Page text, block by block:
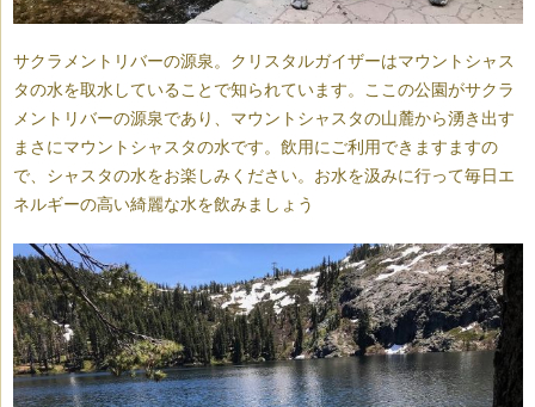
サクラメントリバーの源泉。クリスタルガイザーはマウントシャス
タの水を取水していることで知られています。ここの公園がサクラ
メントリバーの源泉であり、マウントシャスタの山麓から湧き出す
まさにマウントシャスタの水です。飲用にご利用できますますの
で、シャスタの水をお楽しみください。お水を汲みに行って毎日エ
ネルギーの高い綺麗な水を飲みましょう